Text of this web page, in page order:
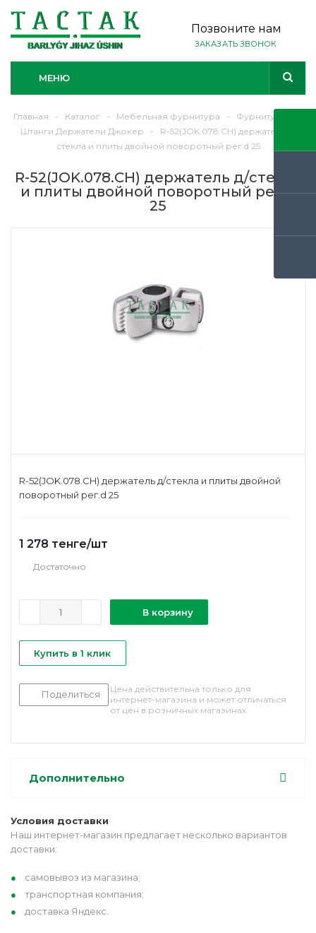
Позвоните нам
ЗАКАЗАТЬ ЗВОНОК
МЕНЮ
Главная - Каталог - Мебельная фурнитура - Фурнитура
Штанги Держатели Джокер
-
R-52(JOK.078.CH) держатель д/
стекла и плиты двойной поворотный рег.d 25
R-52(JOK.078.CH) держатель д/стекла
и плиты двойной поворотный рег.d
25
R-52(JOK.078.CH) держатель д/стекла и плиты двойной
поворотный рег.d 25
1 278 тенге/шт
Достаточно
В корзину
Купить в 1 клик
Поделиться
Цена действительна только для
интернет-магазина и может отличаться
от цен в розничных магазинах
Дополнительно
Условия доставки
Наш интернет-магазин предлагает несколько вариантов
доставки:
самовывоз из магазина;
транспортная компания;
доставка Яндекс.